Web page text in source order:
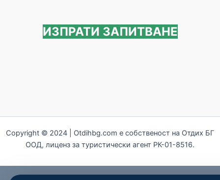
ИЗПРАТИ ЗАПИТВАНЕ
Copyright © 2024 | Otdihbg.com e собственост на Отдих БГ
ООД, лиценз за туристически агент РК-01-8516.